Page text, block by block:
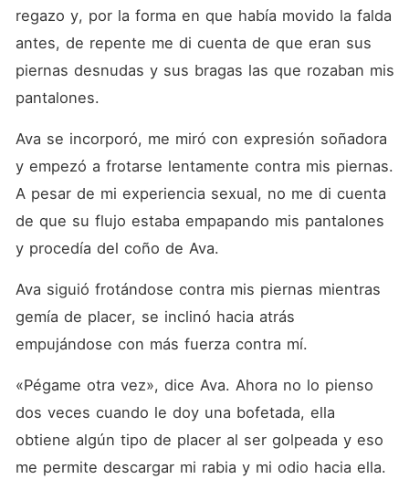
regazo y, por la forma en que había movido la falda
antes, de repente me di cuenta de que eran sus
piernas desnudas y sus bragas las que rozaban mis
pantalones.
Ava se incorporó, me miró con expresión soñadora
y empezó a frotarse lentamente contra mis piernas.
A pesar de mi experiencia sexual, no me di cuenta
de que su flujo estaba empapando mis pantalones
y procedía del coño de Ava.
Ava siguió frotándose contra mis piernas mientras
gemía de placer, se inclinó hacia atrás
empujándose con más fuerza contra mí.
«Pégame otra vez», dice Ava. Ahora no lo pienso
dos veces cuando le doy una bofetada, ella
obtiene algún tipo de placer al ser golpeada y eso
me permite descargar mi rabia y mi odio hacia ella.